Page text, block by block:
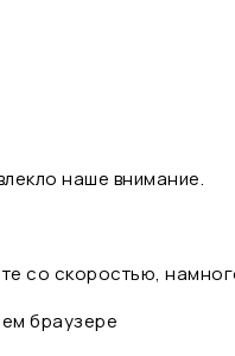
наше внимание.
со скоростью,
браузере